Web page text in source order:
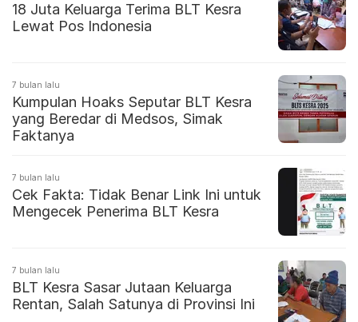
18 Juta Keluarga Terima BLT Kesra
Lewat Pos Indonesia
7 bulan lalu
Kumpulan Hoaks Seputar BLT Kesra
yang Beredar di Medsos, Simak
Faktanya
7 bulan lalu
Cek Fakta: Tidak Benar Link Ini untuk
Mengecek Penerima BLT Kesra
7 bulan lalu
BLT Kesra Sasar Jutaan Keluarga
Rentan, Salah Satunya di Provinsi Ini